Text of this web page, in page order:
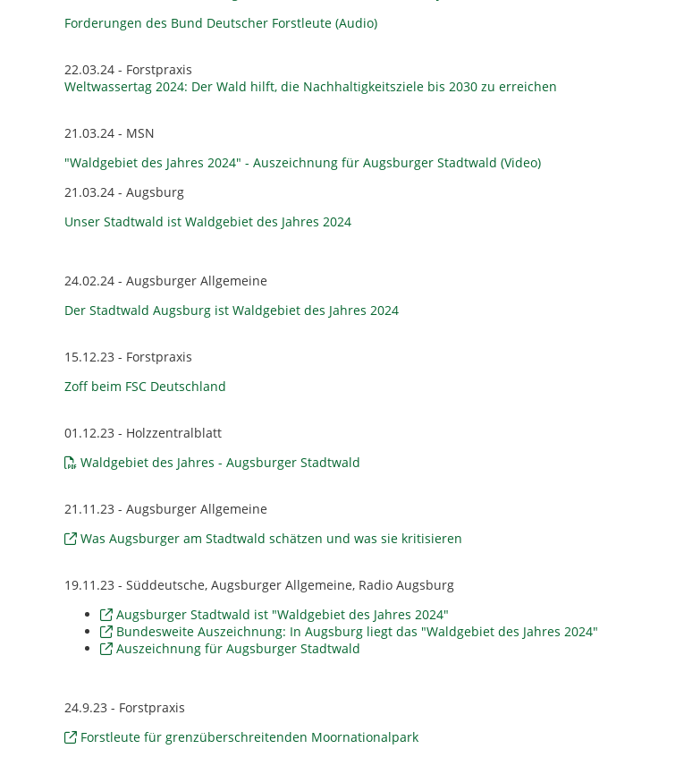
Forderungen des Bund Deutscher Forstleute (Audio)
22.03.24 - Forstpraxis
Weltwassertag 2024: Der Wald hilft, die Nachhaltigkeitsziele bis 2030 zu erreichen
21.03.24 - MSN
"Waldgebiet des Jahres 2024" - Auszeichnung für Augsburger Stadtwald (Video)
21.03.24 - Augsburg
Unser Stadtwald ist Waldgebiet des Jahres 2024
24.02.24 - Augsburger Allgemeine
Der Stadtwald Augsburg ist Waldgebiet des Jahres 2024
15.12.23 - Forstpraxis
Zoff beim FSC Deutschland
01.12.23 - Holzzentralblatt
Waldgebiet des Jahres - Augsburger Stadtwald
21.11.23 - Augsburger Allgemeine
Was Augsburger am Stadtwald schätzen und was sie kritisieren
19.11.23 - Süddeutsche, Augsburger Allgemeine, Radio Augsburg
Augsburger Stadtwald ist "Waldgebiet des Jahres 2024"
Bundesweite Auszeichnung: In Augsburg liegt das "Waldgebiet des Jahres 2024"
Auszeichnung für Augsburger Stadtwald
24.9.23 - Forstpraxis
Forstleute für grenzüberschreitenden Moornationalpark